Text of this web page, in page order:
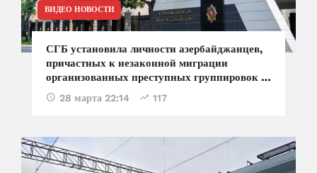
ВИДЕО НОВОСТИ
СГБ установила личности азербайджанцев,
причастных к незаконной миграции
организованных преступных группировок за
рубежом
28 марта 22:14 117